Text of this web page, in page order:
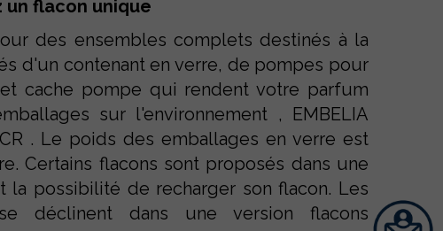
un flacon unique
des ensembles complets destinés à la
d'un contenant en verre, de pompes pour
cache pompe qui rendent votre parfum
sur l'environnement , EMBELIA
. Le poids des emballages en verre est
Certains flacons sont proposés dans une
possibilité de recharger son flacon. Les
déclinent dans une version flacons